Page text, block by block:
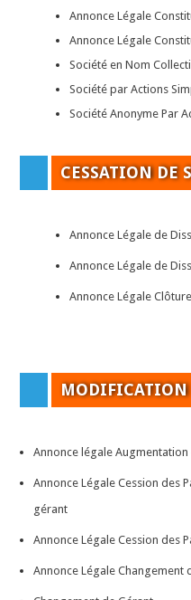
Annonce Légale
Annonce Légale
Société en Nom
Société par Actions
Société Anonyme Par
CESSATION DE
Annonce Légale de
Annonce Légale de
Annonce Légale
MODIFICATION
Annonce légale Augmentation
Annonce Légale Cession des
gérant
Annonce Légale Cession des
Annonce Légale Changement